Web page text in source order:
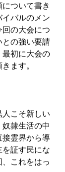
ついて書き
バルのメン
の大会につ
との強い要請
最初に大会の
ます。
こそ新しい
隷生活の中
接霊界から導
証す民にな
これをはっ